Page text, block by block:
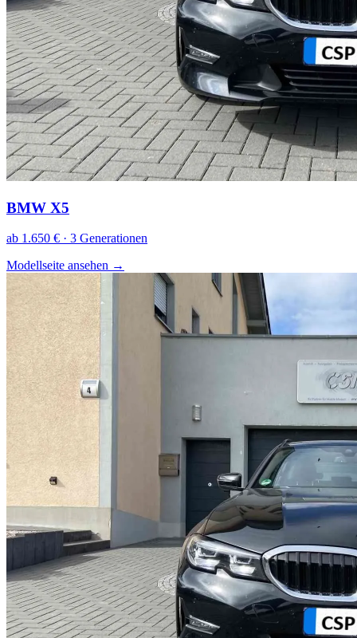
BMW X5
ab 1.650 € · 3 Generationen
Modellseite ansehen →